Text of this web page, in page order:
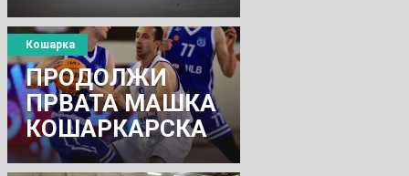
ПРОДОЛЖИ
ПРВАТА МАШКА
КОШАРКАРСКА
ЛИГА
Кошарка